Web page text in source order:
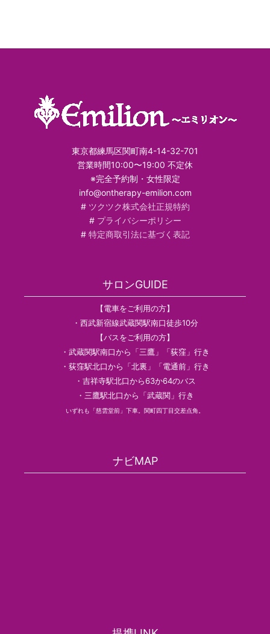
東京都練馬区関町南4-14-32-701
営業時間10:00〜19:00 不定休
※完全予約制・女性限定
info@ontherapy-emilion.com
# ツクツク株式会社正規特約
# プライバシーポリシー
# 特定商取引法に基づく表記
サロンGUIDE
【電車をご利用の方】
・西武新宿線武蔵関駅南口徒歩10分
【バスをご利用の方】
・武蔵関駅南口から「三鷹」「荻窪」行き
・荻窪駅北口から「北裏」「電通前」行き
・吉祥寺駅北口から63か64のバス
・三鷹駅北口から「武蔵関」行き
いずれも「慈雲堂前」下車。関町四丁目交差点角。
ナビMAP